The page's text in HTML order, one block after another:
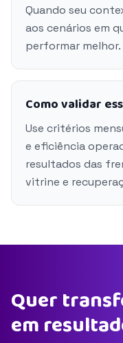
Quando seu
aos cenários em
performar melhor.
Como validar
Use critérios
e eficiência
resultados das
vitrine e
Quer
em